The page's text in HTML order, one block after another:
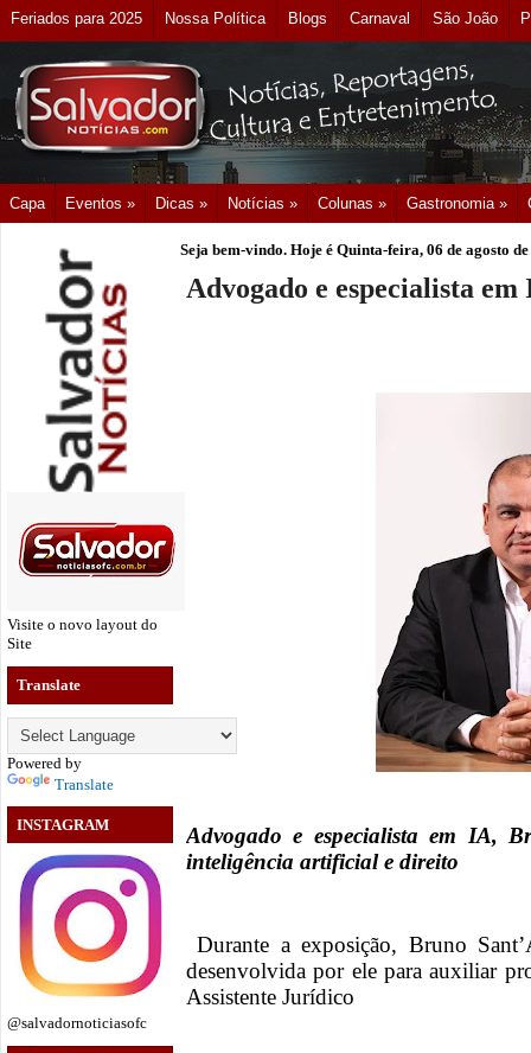
Feriados para 2025 Nossa Política Blogs Carnaval São João
Capa Eventos » Dicas » Notícias » Colunas » Gastronomia »
Visite o novo layout do
Site
Translate
Powered by
Translate
INSTAGRAM
@salvadornoticiasofc
Seja bem-vindo. Hoje é Quinta-feira, 06 de agosto
Advogado e especialista
Advogado e especialista em IA,
inteligência artificial e direito
Durante a exposição, Bruno
desenvolvida por ele para auxiliar
Assistente Jurídico